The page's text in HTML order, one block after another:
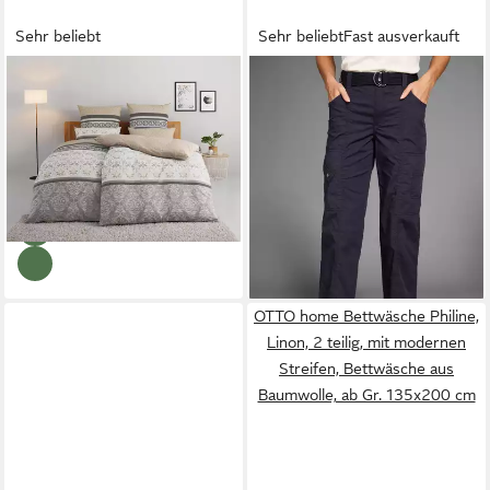
Sehr beliebt
Bettwäsche
Cremona, Polycotton recycelt,
2 teilig, romantische
Bettwäsche in verschiedenen
Qualitäten, ab Gr. 135x200
cm
ab 15,49 € UVP31,99 €
-52%
+4
Sehr beliebtFast ausverkauft
KANGAROOSCaprihose (2-
tlg., mit abnehmbarem Gürtel)
mit seitlich aufgesetzten
UVP 59,99 €
OTTO home Bettwäsche Philine,
Linon, 2 teilig, mit modernen
Streifen, Bettwäsche aus
Baumwolle, ab Gr. 135x200 cm